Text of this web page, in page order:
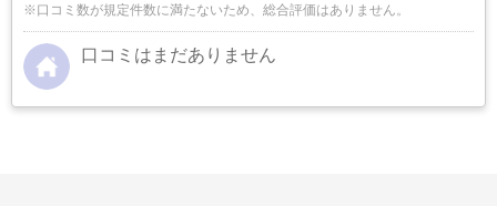
※口コミ数が規定件数に満たないため、総合評価はありません。
口コミはまだありません